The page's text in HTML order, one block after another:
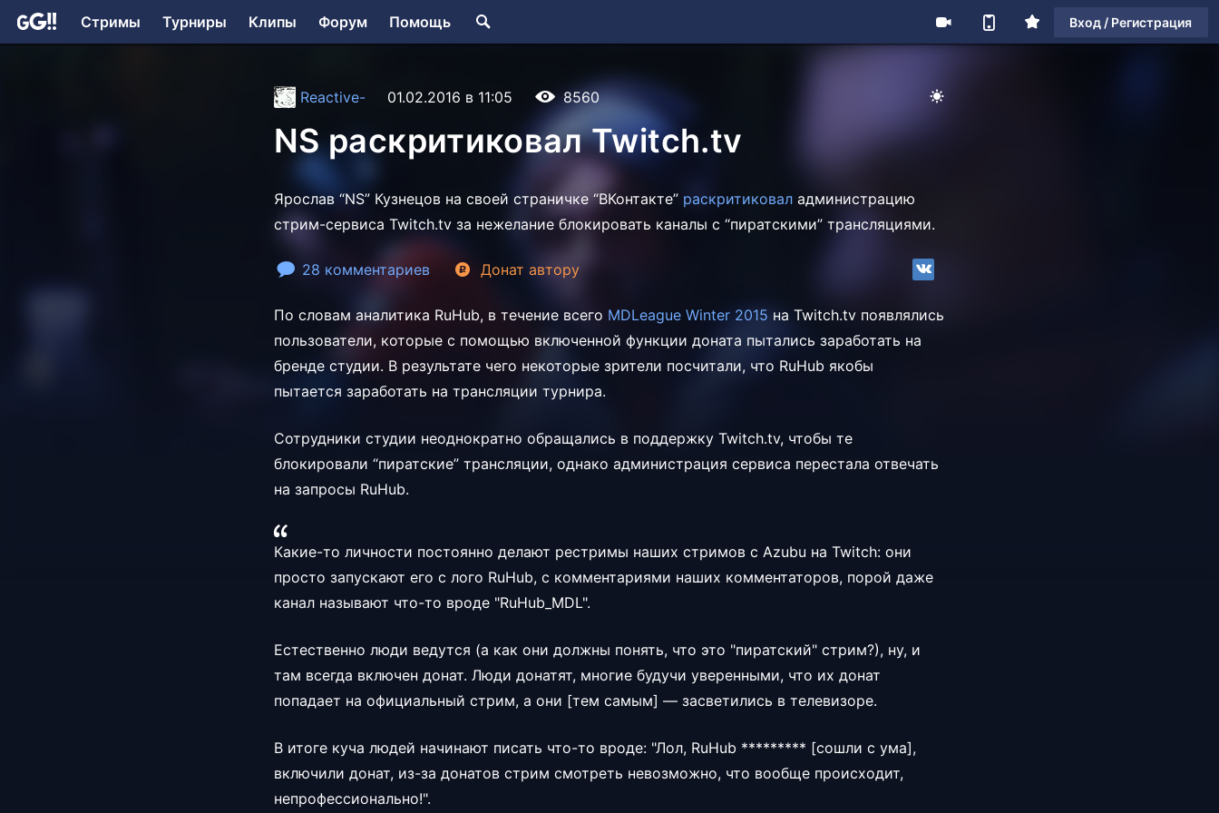
Стримы Турниры Клипы Форум Помощь Вход / Регистрация
Reactive- 01.02.2016 в 11:05 8560
NS раскритиковал Twitch.tv
Ярослав “NS” Кузнецов на своей страничке “ВКонтакте” раскритиковал администрацию
стрим-сервиса Twitch.tv за нежелание блокировать каналы с “пиратскими” трансляциями.
28 комментариев Донат автору
По словам аналитика RuHub, в течение всего MDLeague Winter 2015 на Twitch.tv появлялись
пользователи, которые с помощью включенной функции доната пытались заработать на
бренде студии. В результате чего некоторые зрители посчитали, что RuHub якобы
пытается заработать на трансляции турнира.
Сотрудники студии неоднократно обращались в поддержку Twitch.tv, чтобы те
блокировали “пиратские” трансляции, однако администрация сервиса перестала отвечать
на запросы RuHub.
Какие-то личности постоянно делают рестримы наших стримов с Azubu на Twitch: они
просто запускают его с лого RuHub, с комментариями наших комментаторов, порой даже
канал называют что-то вроде "RuHub_MDL".
Естественно люди ведутся (а как они должны понять, что это "пиратский" стрим?), ну, и
там всегда включен донат. Люди донатят, многие будучи уверенными, что их донат
попадает на официальный стрим, а они [тем самым] — засветились в телевизоре.
В итоге куча людей начинают писать что-то вроде: "Лол, RuHub ********* [cошли с ума],
включили донат, из-за донатов стрим смотреть невозможно, что вообще происходит,
непрофессионально!".